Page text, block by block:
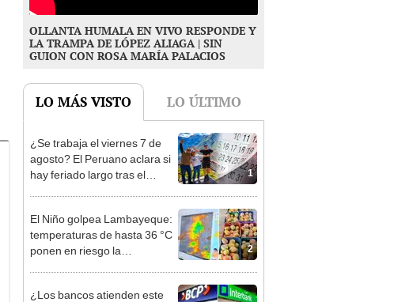
OLLANTA HUMALA EN VIVO RESPONDE Y
LA TRAMPA DE LÓPEZ ALIAGA | SIN
GUION CON ROSA MARÍA PALACIOS
LO MÁS VISTO LO ÚLTIMO
1
¿Se trabaja el viernes 7 de
agosto? El Peruano aclara si
hay feriado largo tras el
2
El Niño golpea Lambayeque:
temperaturas de hasta 36 °C
ponen en riesgo la
¿Los bancos atienden este